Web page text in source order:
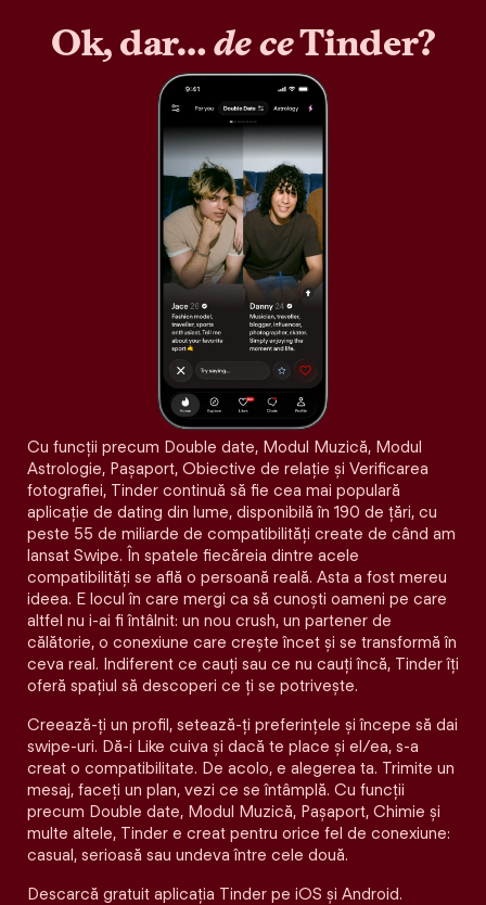
Ok, dar…de ceTinder?
Cu funcții precum Double date, Modul Muzică, Modul
Astrologie, Pașaport, Obiective de relație și Verificarea
fotografiei, Tinder continuă să fie cea mai populară
aplicație de dating din lume, disponibilă în 190 de țări, cu
peste 55 de miliarde de compatibilități create de când am
lansat Swipe. În spatele fiecăreia dintre acele
compatibilităţi se află o persoană reală. Asta a fost mereu
ideea. E locul în care mergi ca să cunoști oameni pe care
altfel nu i-ai fi întâlnit: un nou crush, un partener de
călătorie, o conexiune care crește încet și se transformă în
ceva real. Indiferent ce cauți sau ce nu cauți încă, Tinder îți
oferă spațiul să descoperi ce ți se potrivește.
Creează-ți un profil, setează-ți preferințele și începe să dai
swipe-uri. Dă-i Like cuiva și dacă te place și el/ea, s-a
creat o compatibilitate. De acolo, e alegerea ta. Trimite un
mesaj, faceți un plan, vezi ce se întâmplă. Cu funcții
precum Double date, Modul Muzică, Pașaport, Chimie și
multe altele, Tinder e creat pentru orice fel de conexiune:
casual, serioasă sau undeva între cele două.
Descarcă gratuit aplicația Tinder pe iOS și Android.